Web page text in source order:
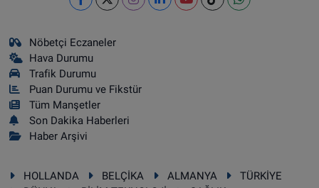
Nöbetçi Eczaneler
Hava Durumu
Trafik Durumu
Puan Durumu ve Fikstür
Tüm Manşetler
Son Dakika Haberleri
Haber Arşivi
HOLLANDA BELÇİKA ALMANYA
TÜRKİYE